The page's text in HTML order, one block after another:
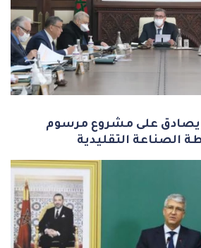
على مشروع مرسوم
الصناعة التقليدية